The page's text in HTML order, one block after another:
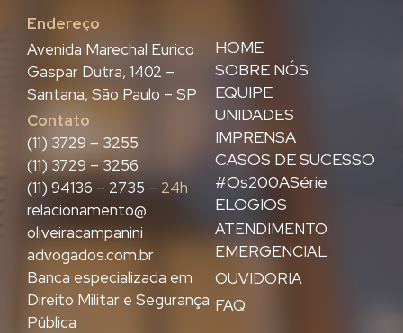
Endereço
HOME
SOBRE NÓS
EQUIPE
UNIDADES
IMPRENSA
CASOS DE SUCESSO
#Os200ASérie
ELOGIOS
ATENDIMENTO
EMERGENCIAL
OUVIDORIA
FAQ
Avenida Marechal Eurico
Gaspar Dutra, 1402 –
Santana, São Paulo – SP
Contato
(11) 3729 – 3255
(11) 3729 – 3256
(11) 94136 – 2735 – 24h
relacionamento@
oliveiracampanini
advogados.com.br
Banca especializada em
Direito Militar e Segurança
Pública